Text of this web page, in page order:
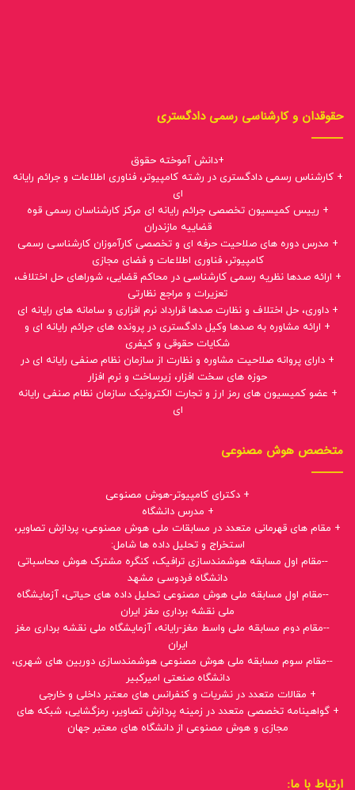
حقوقدان و کارشناسی رسمی دادگستری
+دانش آموخته حقوق
+ کارشناس رسمی دادگستری در رشته کامپیوتر، فناوری اطلاعات و جرائم رایانه
ای
+ رییس کمیسیون تخصصی جرائم رایانه ای مرکز کارشناسان رسمی قوه
قضاییه مازندران
+ مدرس دوره های صلاحیت حرفه ای و تخصصی کارآموزان کارشناسی رسمی
کامپیوتر، فناوری اطلاعات و فضای مجازی
+ ارائه صدها نظریه رسمی کارشناسی در محاکم قضایی، شوراهای حل اختلاف،
تعزیرات و مراجع نظارتی
+ داوری، حل اختلاف و نظارت صدها قرارداد نرم افزاری و سامانه های رایانه ای
+ ارائه مشاوره به صدها وکیل دادگستری در پرونده های جرائم رایانه ای و
شکایات حقوقی و کیفری
+ دارای پروانه صلاحیت مشاوره و نظارت از سازمان نظام صنفی رایانه ای در
حوزه های سخت افزار، زیرساخت و نرم افزار
+ عضو کمیسیون های رمز ارز و تجارت الکترونیک سازمان نظام صنفی رایانه
ای
متخصص هوش مصنوعی
+ دکترای کامپیوتر-هوش مصنوعی
+ مدرس دانشگاه
+ مقام های قهرمانی متعدد در مسابقات ملی هوش مصنوعی، پردازش تصاویر،
استخراج و تحلیل داده ها شامل:
--مقام اول مسابقه هوشمندسازی ترافیک، کنگره مشترک هوش محاسباتی
دانشگاه فردوسی مشهد
--مقام اول مسابقه ملی هوش مصنوعی تحلیل داده های حیاتی، آزمایشگاه
ملی نقشه برداری مغز ایران
--مقام دوم مسابقه ملی واسط مغز-رایانه، آزمایشگاه ملی نقشه برداری مغز
ایران
--مقام سوم مسابقه ملی هوش مصنوعی هوشمندسازی دوربین های شهری،
دانشگاه صنعتی امیرکبیر
+ مقالات متعدد در نشریات و کنفرانس های معتبر داخلی و خارجی
+ گواهینامه تخصصی متعدد در زمینه پردازش تصاویر، رمزگشایی، شبکه های
مجازی و هوش مصنوعی از دانشگاه های معتبر جهان
ارتباط با ما: